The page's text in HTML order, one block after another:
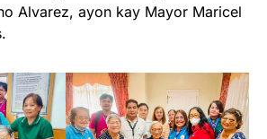
Alvarez, ayon kay Mayor Maricel